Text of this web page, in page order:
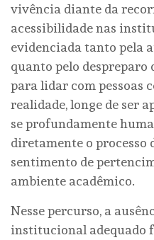
vivência diante da
acessibilidade nas
evidenciada tanto pela
quanto pelo despreparo
para lidar com pessoas
realidade, longe de ser
se profundamente
diretamente o processo
sentimento de
ambiente acadêmico.
Nesse percurso, a
institucional adequado